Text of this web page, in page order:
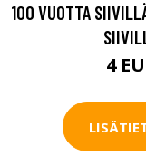
100 VUOTTA
4